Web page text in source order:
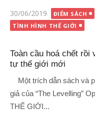
Đăng
vào
30/06/2019 ĐIỂM SÁCH
TÌNH HÌNH THẾ GIỚI
Toàn cầu hoá chết rồi
tự thế giới mới
Một trích dẫn sách và
giả của “The Levelling”
THẾ GIỚI...